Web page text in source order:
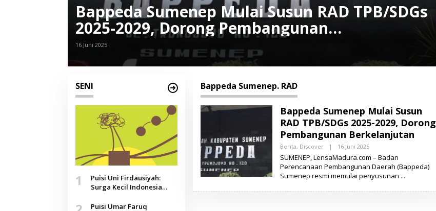
Bappeda Sumenep Mulai Susun RAD TPB/SDGs
2025-2029, Dorong Pembangunan
Berkelanjutan
16 Juni 2025
SENI
1
Puisi Uni Firdausiyah:
Surga Kecil Indonesia
Doa yang Jauh, Narasi
Puisi Umar Faruq
Bappeda Sumenep. RAD
Bappeda Sumenep Mulai Susun
RAD TPB/SDGs 2025-2029, Dorong
Pembangunan Berkelanjutan
Berita, Discover | 16 Juni 2025O
E
H
L
E
SUMENEP, LensaMadura.com – Badan
Perencanaan Pembangunan Daerah (Bappeda)
Sumenep resmi memulai penyusunan